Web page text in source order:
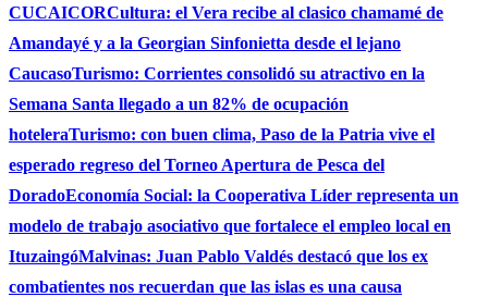
CUCAICORCultura: el Vera recibe al clasico chamamé de
Amandayé y a la Georgian Sinfonietta desde el lejano
CaucasoTurismo: Corrientes consolidó su atractivo en la
Semana Santa llegado a un 82% de ocupación
hoteleraTurismo: con buen clima, Paso de la Patria vive el
esperado regreso del Torneo Apertura de Pesca del
DoradoEconomía Social: la Cooperativa Líder representa un
modelo de trabajo asociativo que fortalece el empleo local en
ItuzaingóMalvinas: Juan Pablo Valdés destacó que los ex
combatientes nos recuerdan que las islas es una causa